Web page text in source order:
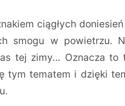
ciągłych
smogu w powietrzu.
tej zimy… Oznacza
tym tematem i dzięki